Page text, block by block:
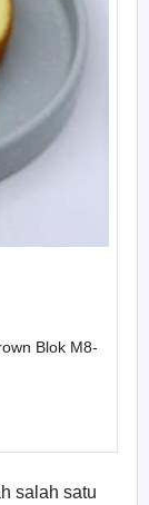
Blok M8-
salah satu